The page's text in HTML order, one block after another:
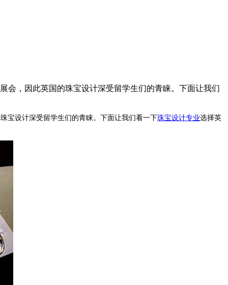
会，因此英国的珠宝设计深受留学生们的青睐。下面让我们
宝设计深受留学生们的青睐。下面让我们看一下珠宝设计专业选择英